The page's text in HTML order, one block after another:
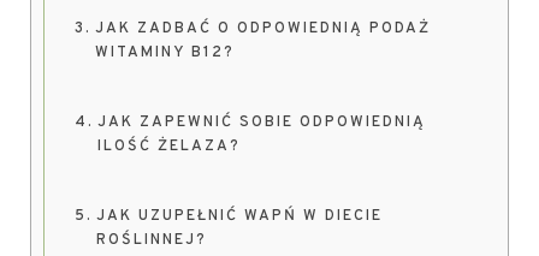
JAK ZADBAĆ O ODPOWIEDNIĄ PODAŻ
WITAMINY B12?
JAK ZAPEWNIĆ SOBIE ODPOWIEDNIĄ
ILOŚĆ ŻELAZA?
JAK UZUPEŁNIĆ WAPŃ W DIECIE
ROŚLINNEJ?